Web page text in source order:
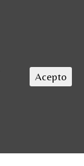
Acepto